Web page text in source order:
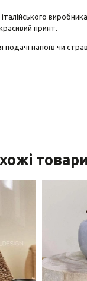
принт.
подачі напоїв чи
товари